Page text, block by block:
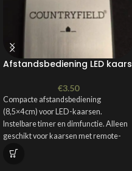
Afstandsbediening LED kaars
€3.50
Compacte afstandsbediening
(8,5×4 cm) voor LED-kaarsen.
Instelbare timer en dimfunctie. Alleen
geschikt voor kaarsen met remote-
optie.